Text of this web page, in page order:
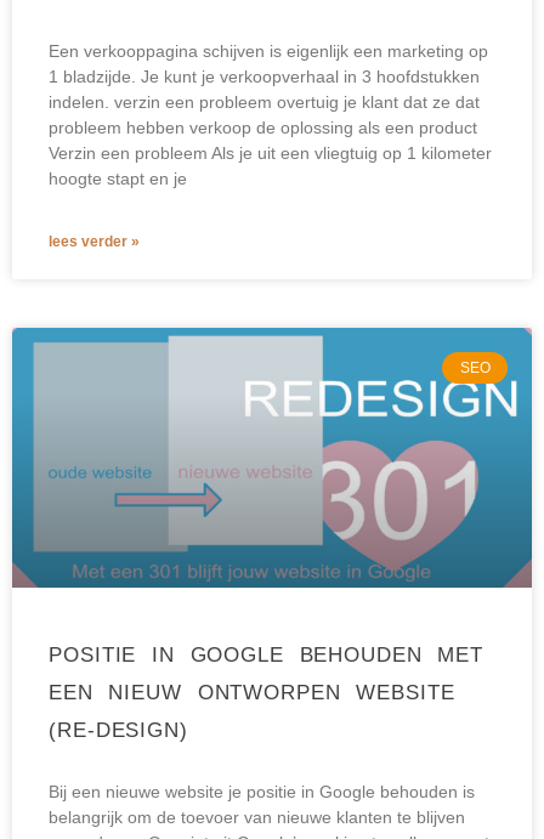
Een verkooppagina schijven is eigenlijk een marketing op
1 bladzijde. Je kunt je verkoopverhaal in 3 hoofdstukken
indelen. verzin een probleem overtuig je klant dat ze dat
probleem hebben verkoop de oplossing als een product
Verzin een probleem Als je uit een vliegtuig op 1 kilometer
hoogte stapt en je
lees verder »
SEO
POSITIE IN GOOGLE BEHOUDEN MET
EEN NIEUW ONTWORPEN WEBSITE
(RE-DESIGN)
Bij een nieuwe website je positie in Google behouden is
belangrijk om de toevoer van nieuwe klanten te blijven